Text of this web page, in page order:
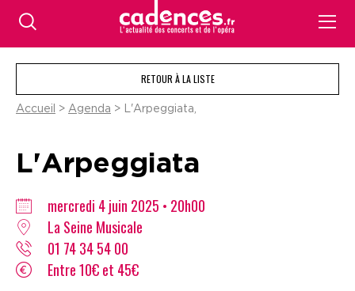
RETOUR À LA LISTE
Accueil > Agenda > L'Arpeggiata,
L'Arpeggiata
mercredi 4 juin 2025 • 20h00
La Seine Musicale
01 74 34 54 00
Entre 10€ et 45€